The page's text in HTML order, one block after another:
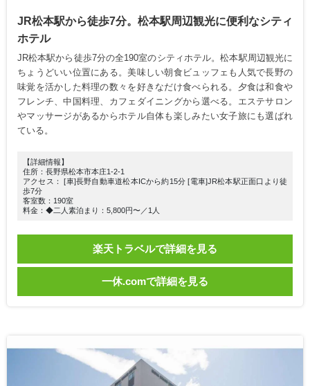
JR松本駅から徒歩7分。松本駅周辺観光に便利なシティ
ホテル
JR松本駅から徒歩7分の全190室のシティホテル。松本駅周辺観光に
ちょうどいい位置にある。美味しい朝食ビュッフェも人気で長野の
味覚を活かした料理の数々を好きなだけ食べられる。夕食は和食や
フレンチ、中国料理、カフェダイニングから選べる。エステサロン
やマッサージがあるからホテル自体も楽しみたい女子旅にも選ばれ
ている。
【詳細情報】
住所：長野県松本市本庄1-2-1
アクセス： [車]長野自動車道松本ICから約15分 [電車]JR松本駅正面口より徒
歩7分
客室数：190室
料金：◆二人素泊まり：5,800円〜／1人
楽天トラベルで詳細を見る
一休.comで詳細を見る